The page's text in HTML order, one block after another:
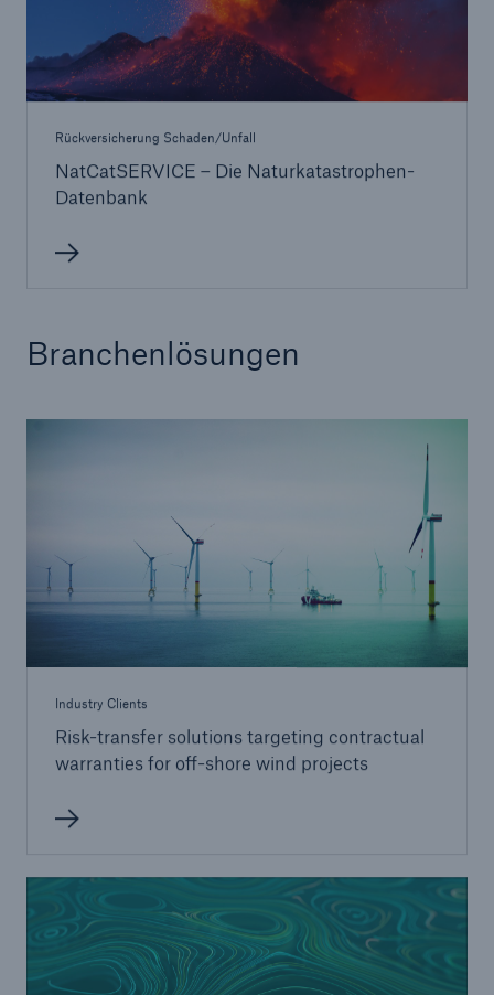
Rückversicherung Schaden/Unfall
NatCatSERVICE – Die Naturkatastrophen-
Datenbank
Branchenlösungen
Industry Clients
Risk-transfer solutions targeting contractual
warranties for oﬀ-shore wind projects